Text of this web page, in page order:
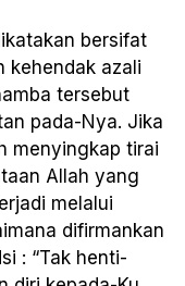
kehendak azali
tersebut
pada-Nya. Jika
menyingkap tirai
Allah yang
melalui
difirmankan
: “Tak henti-